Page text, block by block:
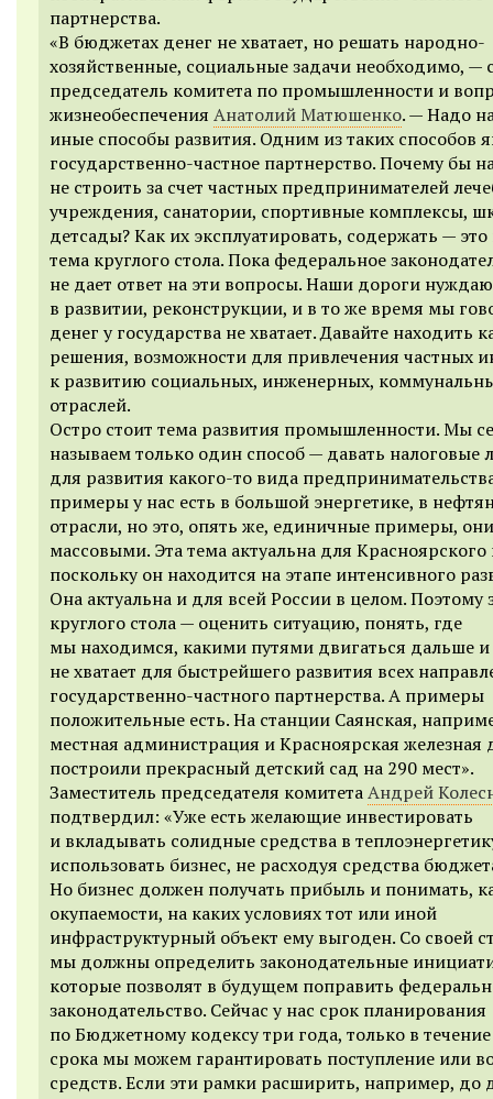
партнерства.
«В бюджетах денег не хватает, но решать народно-
хозяйственные, социальные задачи необходимо, —
председатель комитета по промышленности и
жизнеобеспечения Анатолий Матюшенко. — Надо
иные способы развития. Одним из таких способов
государственно-частное партнерство. Почему бы
не строить за счет частных предпринимателей
учреждения, санатории, спортивные комплексы,
детсады? Как их эксплуатировать, содержать — это
тема круглого стола. Пока федеральное
не дает ответ на эти вопросы. Наши дороги
в развитии, реконструкции, и в то же время мы
денег у государства не хватает. Давайте находить
решения, возможности для привлечения частных
к развитию социальных, инженерных,
отраслей.
Остро стоит тема развития промышленности. Мы
называем только один способ — давать налоговые
для развития какого-то вида
примеры у нас есть в большой энергетике, в
отрасли, но это, опять же, единичные примеры,
массовыми. Эта тема актуальна для Красноярского
поскольку он находится на этапе интенсивного
Она актуальна и для всей России в целом. Поэтому
круглого стола — оценить ситуацию, понять, где
мы находимся, какими путями двигаться дальше и
не хватает для быстрейшего развития всех
государственно-частного партнерства. А примеры
положительные есть. На станции Саянская,
местная администрация и Красноярская железная
построили прекрасный детский сад на 290 мест».
Заместитель председателя комитетаАндрей
подтвердил: «Уже есть желающие инвестировать
и вкладывать солидные средства в
использовать бизнес, не расходуя средства
Но бизнес должен получать прибыль и понимать,
окупаемости, на каких условиях тот или иной
инфраструктурный объект ему выгоден. Со своей
мы должны определить законодательные
которые позволят в будущем поправить
законодательство. Сейчас у нас срок планирования
по Бюджетному кодексу три года, только в течение
срока мы можем гарантировать поступление или
средств. Если эти рамки расширить, например, до